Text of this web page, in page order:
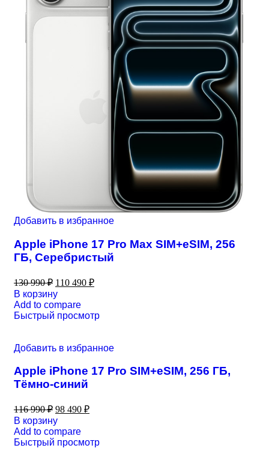
Добавить в избранное
Apple iPhone 17 Pro Max SIM+eSIM, 256
ГБ, Серебристый
130 990₽ 110 490 ₽
В корзину
Add to compare
Быстрый просмотр
Добавить в избранное
Apple iPhone 17 Pro SIM+eSIM, 256 ГБ,
Тёмно-синий
116 990₽ 98 490 ₽
В корзину
Add to compare
Быстрый просмотр